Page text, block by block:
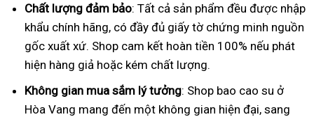
Chất lượng đảm bảo: Tất cả sản phẩm đều được nhập
khẩu chính hãng, có đầy đủ giấy tờ chứng minh nguồn
gốc xuất xứ. Shop cam kết hoàn tiền 100% nếu phát
hiện hàng giả hoặc kém chất lượng.
Không gian mua sắm lý tưởng: Shop bao cao su ở
Hòa Vang mang đến một không gian hiện đại, sang